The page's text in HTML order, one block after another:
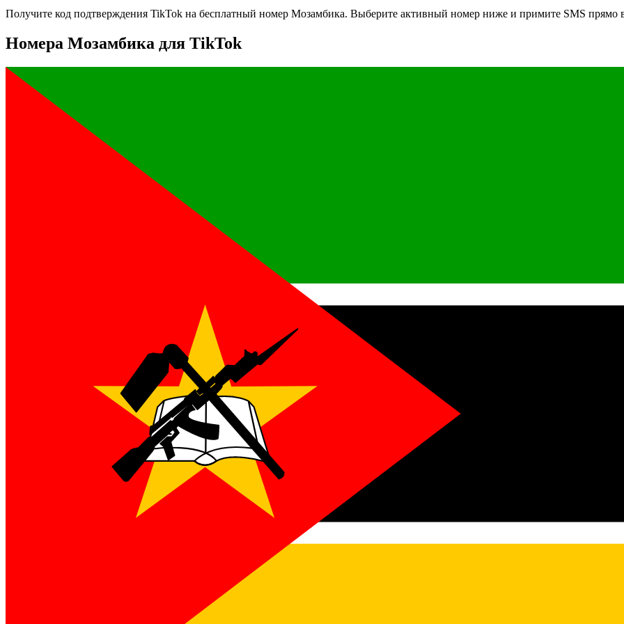
Получите код подтверждения TikTok на бесплатный номер Мозамбика. Выберите активный номер ниже и примите SMS прямо в
Номера Мозамбика для TikTok